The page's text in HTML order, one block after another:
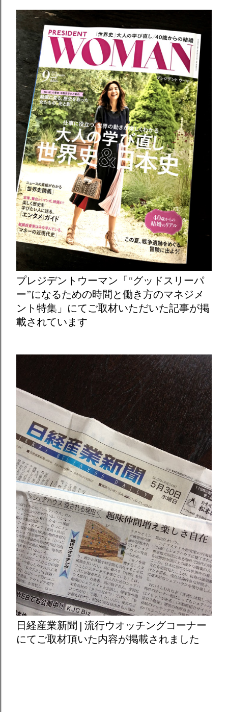
プレジデントウーマン「“グッドスリーパ
ー”になるための時間と働き方のマネジメ
ント特集」にてご取材いただいた記事が掲
載されています
日経産業新聞 | 流行ウオッチングコーナー
にてご取材頂いた内容が掲載されました